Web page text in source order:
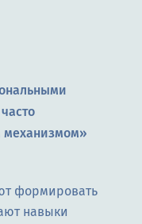
механизмом»
формировать
навыки